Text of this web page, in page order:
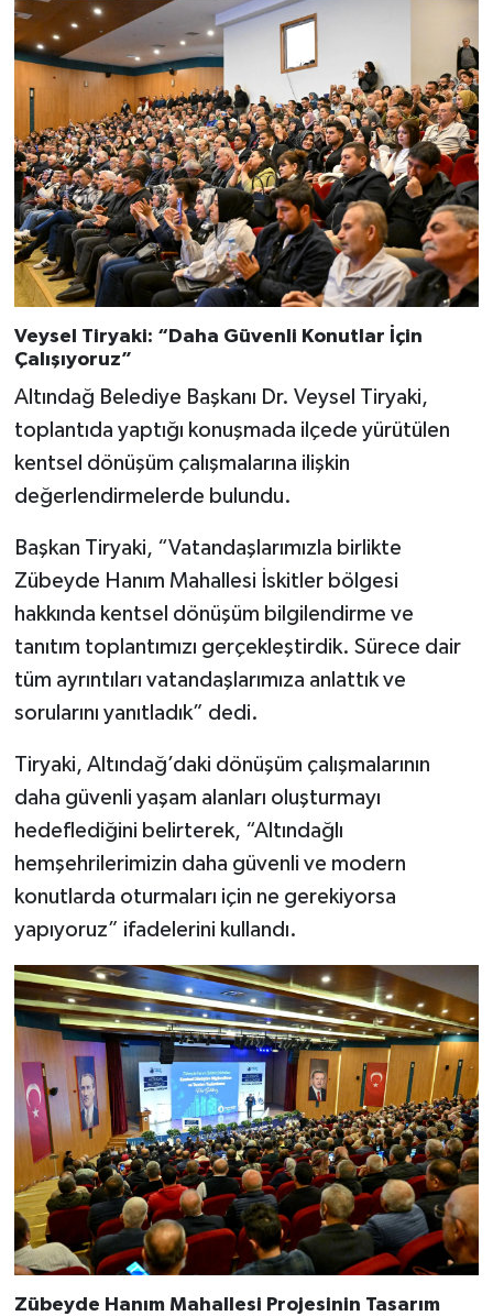
Veysel Tiryaki: “Daha Güvenli Konutlar İçin
Çalışıyoruz”
Altındağ Belediye Başkanı Dr. Veysel Tiryaki,
toplantıda yaptığı konuşmada ilçede yürütülen
kentsel dönüşüm çalışmalarına ilişkin
değerlendirmelerde bulundu.
Başkan Tiryaki, “Vatandaşlarımızla birlikte
Zübeyde Hanım Mahallesi İskitler bölgesi
hakkında kentsel dönüşüm bilgilendirme ve
tanıtım toplantımızı gerçekleştirdik. Sürece dair
tüm ayrıntıları vatandaşlarımıza anlattık ve
sorularını yanıtladık” dedi.
Tiryaki, Altındağ’daki dönüşüm çalışmalarının
daha güvenli yaşam alanları oluşturmayı
hedeflediğini belirterek, “Altındağlı
hemşehrilerimizin daha güvenli ve modern
konutlarda oturmaları için ne gerekiyorsa
yapıyoruz” ifadelerini kullandı.
Zübeyde Hanım Mahallesi Projesinin Tasarım